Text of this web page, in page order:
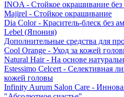
INOA - Стойкое окрашивание без
Majirel - Стойкое окрашивание
Dia Color - Краситель-блеск без
Lebel (Япония)
Дополнительные средства для
Cool Orange - Уход за кожей
Natural Hair - На основе
Estessimo Celcert - Селективная
кожей головы
Infinity Aurum Salon Care -